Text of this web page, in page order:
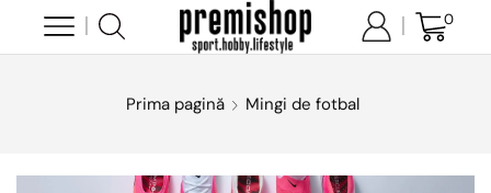
0
Prima pagină Mingi de fotbal